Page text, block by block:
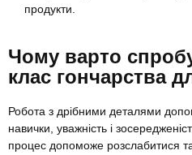
продукти.
Чому варто
клас гончарства
Робота з дрібними деталями
навички, уважність і
процес допоможе розслабитися та